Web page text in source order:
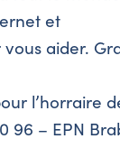
et
aider.
l’horraire
96 – EPN